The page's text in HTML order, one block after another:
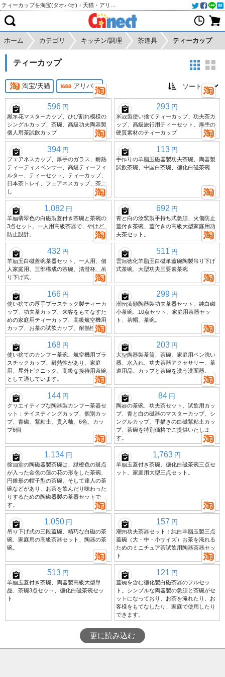
ホーム カテゴリ キッチン/調理 茶道具 ティーカップ
ティーカップ
淘宝/天猫 アリババ
596 円
黒氷花マスターカップ、ひび割れ模様の
シングルカップ、茶碗、高級功夫陶器製
個人用茶試飲カップ
293 円
米殻製使い捨てティーカップ、功夫茶カ
ップ、高級旅行用ティーセット、厚手の
硬質素材のティーカップ
394 円
フェアネスカップ、厚手のガラス、耐熱
ティーディスペンサー、高級ティーフィ
ルター、ティーセット、ティーカップ、
日本茶トレイ、フェアネスカップ、茶こ
し
113 円
手作りの羊脂玉磁器製功夫茶碗、陶器製
試飲茶碗、中国白茶碗、徳化白磁茶碗
1,082 円
羊脂翡翠色の白磁製蓋付き茶碗と茶碗の
3点セット。一人用高級茶器で、やけど
防止設計。
692 円
青と白の汝窯製手持ち式急須、火傷防止
蓋付き茶碗、蓋付きの高級大型家庭用功
夫茶セット。
432 円
羊脂玉白磁蓋碗茶器セット、一人用、個
人家庭用、三部構成の茶碗、清澄杯、吊
り下げ式。
511 円
雲旭徳化羊脂玉白磁単蓋碗陶製吊り下げ
式茶碗、大型功夫三要素茶碗
166 円
使い捨ての厚手プラスチック製ティーカ
ップ、功夫茶カップ、来客をもてなすた
めの家庭用ティーカップ、高級航空機用
カップ、お茶の試飲カップ、耐熱性。
299 円
潮州汕頭陶器製功夫茶器セット、純白磁
小茶碗、10点セット、家庭用茶器セッ
ト、茶帽、茶碗。
168 円
使い捨てのカンフー茶碗、航空機用プラ
スチックカップ、耐熱性があり、家庭
用、屋外ピクニック、高級な接待用茶碗
として適しています。
203 円
大型陶器製茶筒、茶碗、家庭用ペン洗い
器、水入れ、功夫茶器アクセサリー、茶
道用品、カップと茶碗を洗う洗面器。
144 円
クリエイティブな陶器製カンフー茶器セ
ット：テイスティングカップ、個別カッ
プ、青磁、紫粘土、貫入釉、6色、カッ
プ6個
84 円
陶器の茶碗、功夫茶セット、試飲用カッ
プ、青と白の磁器のマスターカップ、シ
ングルカップ、手描きの白磁紫粘土カッ
プ、茶碗を特別価格でご提供いたしま
す。
1,134 円
徐油堂の陶磁器製茶碗は、緑橙色の斑点
が入った金色の蓮の花の形をした茶碗、
円錐形の帽子型の茶碗、そして達人の茶
碗などがあり、お茶を飲んだり味わった
りするための陶磁器製の茶器セットで
す。
1,763 円
羊脂玉蓋付き茶碗、徳化白磁茶碗三点セ
ット、家庭用大型三点セット。
1,050 円
吊り下げ式の三段蓋碗、精巧な白磁の茶
碗、家庭用の高級茶器セット、陶器の茶
碗。
157 円
潮州功夫茶器セット：純白羊脂玉製三点
蓋碗（大・中・小サイズ）お茶を淹れる
ためのミニチュア茶試飲用陶器茶器セッ
ト
513 円
羊脂玉蓋付き茶碗、陶器製高級大型単
品、茶碗3点セット、徳化白磁茶碗セッ
ト
121 円
蓋碗を含む徳化製白磁茶器のフルセッ
ト。シンプルな陶器製の急須と茶碗がセ
ットになっており、お茶を淹れたり、お
客様をもてなしたり、家庭で使用したり
できます。
更に読み込む